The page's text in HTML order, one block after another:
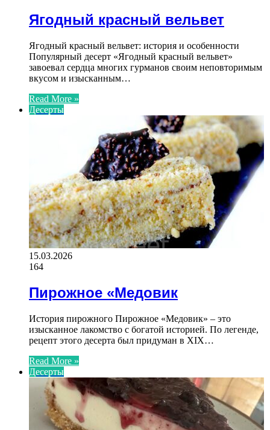
Ягодный красный вельвет
Ягодный красный вельвет: история и особенности
Популярный десерт «Ягодный красный вельвет»
завоевал сердца многих гурманов своим неповторимым
вкусом и изысканным…
Read More »
Десерты
15.03.2026
164
Пирожное «Медовик
История пирожного Пирожное «Медовик» – это
изысканное лакомство с богатой историей. По легенде,
рецепт этого десерта был придуман в XIX…
Read More »
Десерты